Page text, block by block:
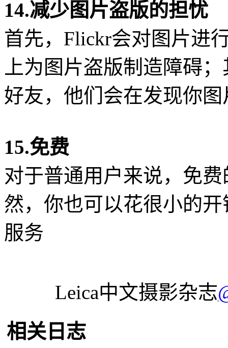
14.减少图片盗版的担忧
首先，Flickr会对图片进
上为图片盗版制造障碍
好友，他们会在发现你
15.免费
对于普通用户来说，免
然，你也可以花很小的
服务
Leica中文摄影杂志
相关日志